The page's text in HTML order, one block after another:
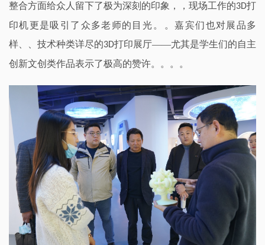
整合方面给众人留下了极为深刻的印象，，现场工作的3D打
印机更是吸引了众多老师的目光 。。嘉宾们也对展品多
样、、技术种类详尽的3D打印展厅——尤其是学生们的自主
创新文创类作品表示了极高的赞许。。。。